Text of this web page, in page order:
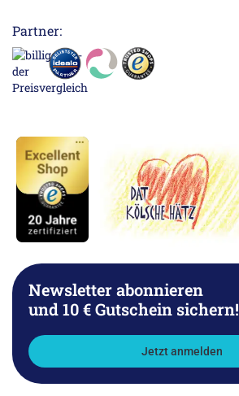
Partner:
Newsletter abonnieren
und 10 € Gutschein sichern!
Jetzt anmelden